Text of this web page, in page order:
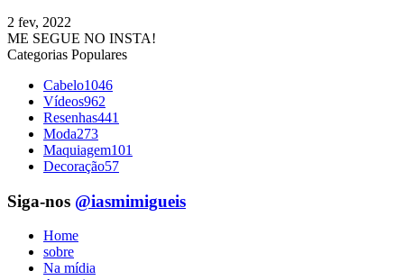
2 fev, 2022
ME SEGUE NO INSTA!
Categorias Populares
Cabelo1046
Vídeos962
Resenhas441
Moda273
Maquiagem101
Decoração57
Siga-nos @iasmimigueis
Home
sobre
Na mídia